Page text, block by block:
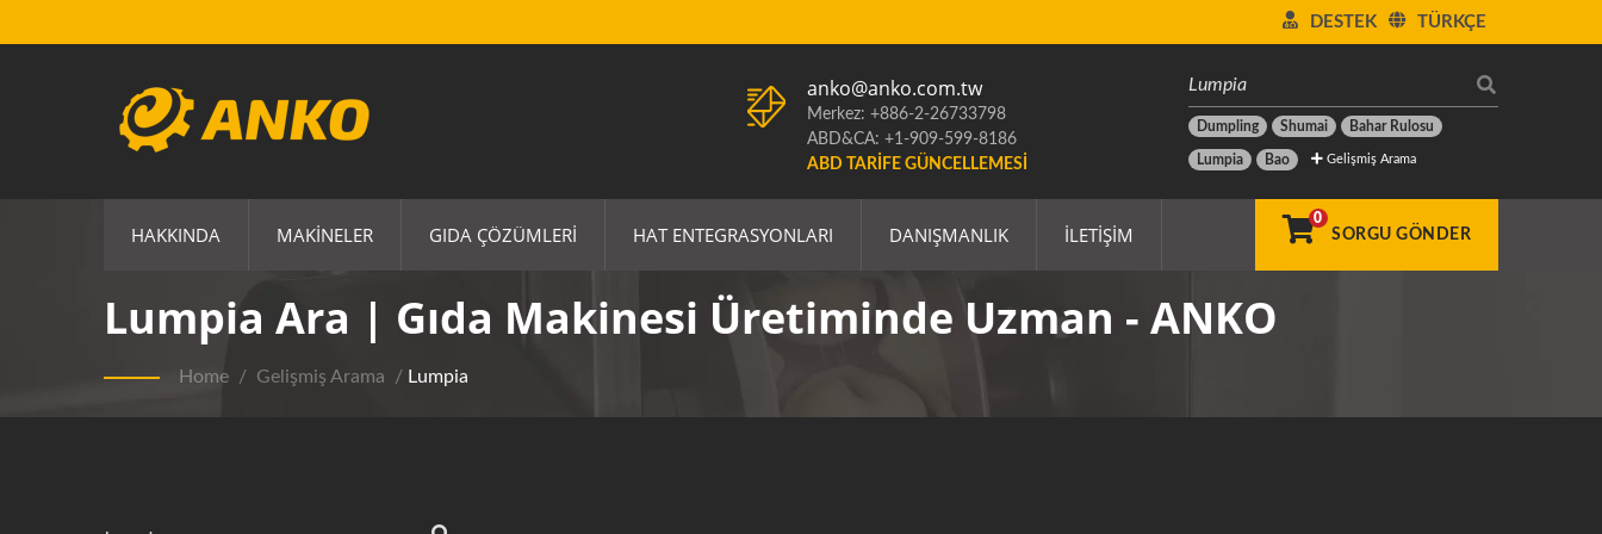
TÜRKÇE
DESTEK
Dumpling Shumai Bahar Rulosu
Lumpia Bao Gelişmiş Arama
anko@anko.com.tw
Merkez: +886-2-26733798
ABD&CA: +1-909-599-8186
ABD TARIFE GÜNCELLEMESI
HAKKINDA MAKINELER GIDA ÇÖZÜMLERI HAT ENTEGRASYONLARI DANIŞMANLIK İLETIŞIM
0
SORGU GÖNDER
Lumpia Ara | Gıda Makinesi Üretiminde Uzman - ANKO
Home / Gelişmiş Arama / Lumpia